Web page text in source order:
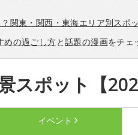
関東・関西・東海エリア別スポ
めの過ごし方と話題の漫画をチェ
スポット【
イベント